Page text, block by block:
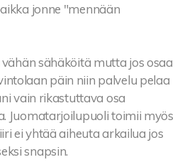
jonne "mennään
sähäköitä mutta jos osaa
päin niin palvelu pelaa
vain rikastuttava osa
Juomatarjoilupuoli toimii myös
ei yhtää aiheuta arkailua jos
snapsin.